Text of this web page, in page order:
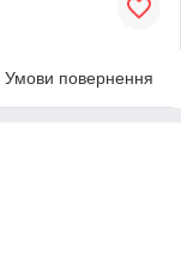
Умови повернення